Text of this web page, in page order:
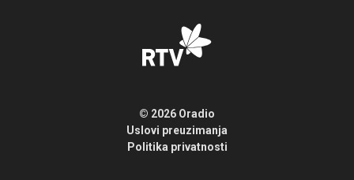
© 2026 Oradio
Uslovi preuzimanja
Politika privatnosti